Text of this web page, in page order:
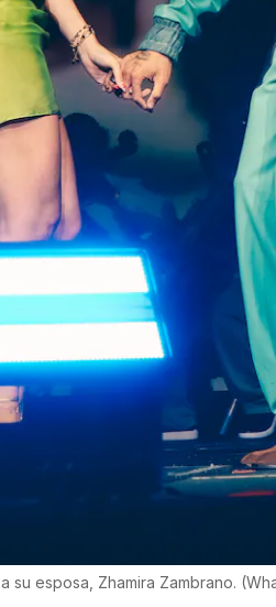
su esposa, Zhamira Zambrano. (